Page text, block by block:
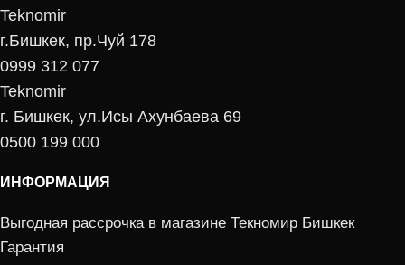
Teknomir
г.Бишкек, пр.Чуй 178
0999 312 077
Teknomir
г. Бишкек, ул.Исы Ахунбаева 69
0500 199 000
ИНФОРМАЦИЯ
Выгодная рассрочка в магазине Текномир Бишкек
Гарантия